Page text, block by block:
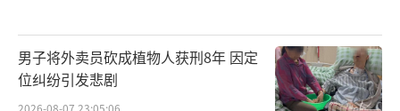
男子将外卖员砍成植物人获刑8年 因定
位纠纷引发悲剧